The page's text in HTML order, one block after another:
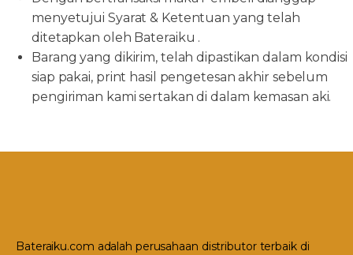
menyetujui Syarat & Ketentuan yang telah
ditetapkan oleh Bateraiku .
Barang yang dikirim, telah dipastikan dalam kondisi
siap pakai, print hasil pengetesan akhir sebelum
pengiriman kami sertakan di dalam kemasan aki.
Bateraiku.com adalah perusahaan distributor terbaik di